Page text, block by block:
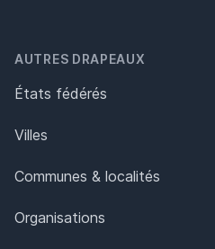
AUTRES DRAPEAUX
États fédérés
Villes
Communes & localités
Organisations